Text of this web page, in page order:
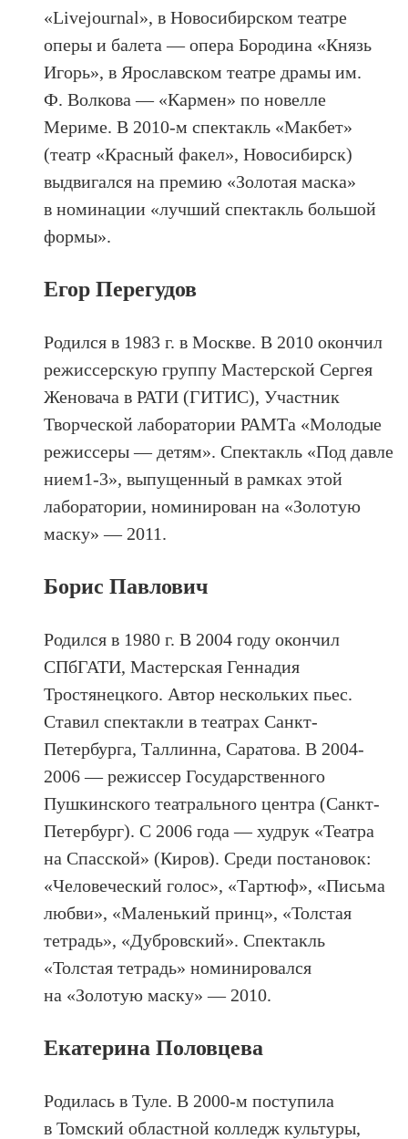
«Livejournal», в Новосибирском театре
оперы и балета — опера Бородина «Князь
Игорь», в Ярославском театре драмы им.
Ф. Волкова — «Кармен» по новелле
Мериме. В 2010-м спектакль «Макбет»
(театр «Красный факел», Новосибирск)
выдвигался на премию «Золотая маска»
в номинации «лучший спектакль большой
формы».
Егор Перегудов
Родился в 1983 г. в Москве. В 2010 окончил
режиссерскую группу Мастерской Сергея
Женовача в РАТИ (ГИТИС), Участник
Творческой лаборатории РАМТа «Молодые
режиссеры — детям». Спектакль «Под давле
нием1-3», выпущенный в рамках этой
лаборатории, номинирован на «Золотую
маску» — 2011.
Борис Павлович
Родился в 1980 г. В 2004 году окончил
СПбГАТИ, Мастерская Геннадия
Тростянецкого. Автор нескольких пьес.
Ставил спектакли в театрах Санкт-
Петербурга, Таллинна, Саратова. В 2004-
2006 — режиссер Государственного
Пушкинского театрального центра (Санкт-
Петербург). С 2006 года — худрук «Театра
на Спасской» (Киров). Среди постановок:
«Человеческий голос», «Тартюф», «Письма
любви», «Маленький принц», «Толстая
тетрадь», «Дубровский». Спектакль
«Толстая тетрадь» номинировался
на «Золотую маску» — 2010.
Екатерина Половцева
Родилась в Туле. В 2000-м поступила
в Томский областной колледж культуры,